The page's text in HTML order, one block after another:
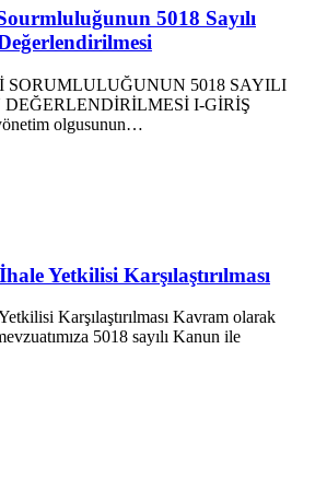
5018 Sayılı
5018 SAYILI
DEĞERLENDİRİLMESİ I-GİRİŞ
olgusunun…
Yetkilisi Karşılaştırılması
Karşılaştırılması Kavram olarak
5018 sayılı Kanun ile